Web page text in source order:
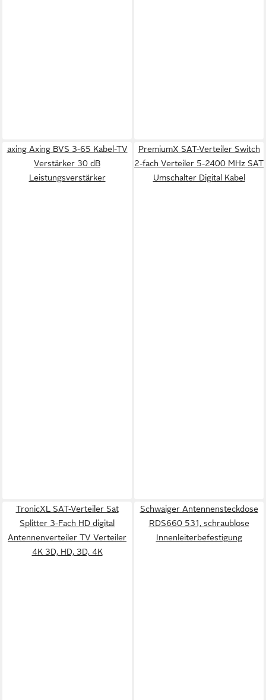
axing Axing BVS 3-65 Kabel-TV
Verstärker 30 dB
Leistungsverstärker
PremiumX SAT-Verteiler Switch
2-fach Verteiler 5-2400 MHz SAT
Umschalter Digital Kabel
TronicXL SAT-Verteiler Sat
Splitter 3-Fach HD digital
Antennenverteiler TV Verteiler
4K 3D, HD, 3D, 4K
Schwaiger Antennensteckdose
RDS660 531, schraublose
Innenleiterbefestigung